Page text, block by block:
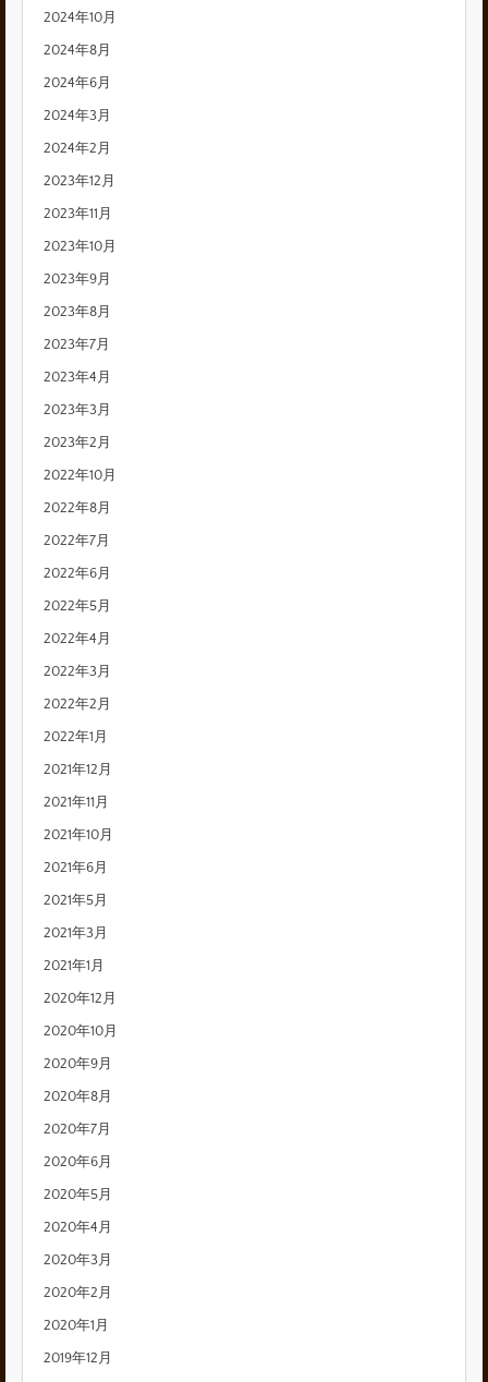
2024年10月
2024年8月
2024年6月
2024年3月
2024年2月
2023年12月
2023年11月
2023年10月
2023年9月
2023年8月
2023年7月
2023年4月
2023年3月
2023年2月
2022年10月
2022年8月
2022年7月
2022年6月
2022年5月
2022年4月
2022年3月
2022年2月
2022年1月
2021年12月
2021年11月
2021年10月
2021年6月
2021年5月
2021年3月
2021年1月
2020年12月
2020年10月
2020年9月
2020年8月
2020年7月
2020年6月
2020年5月
2020年4月
2020年3月
2020年2月
2020年1月
2019年12月